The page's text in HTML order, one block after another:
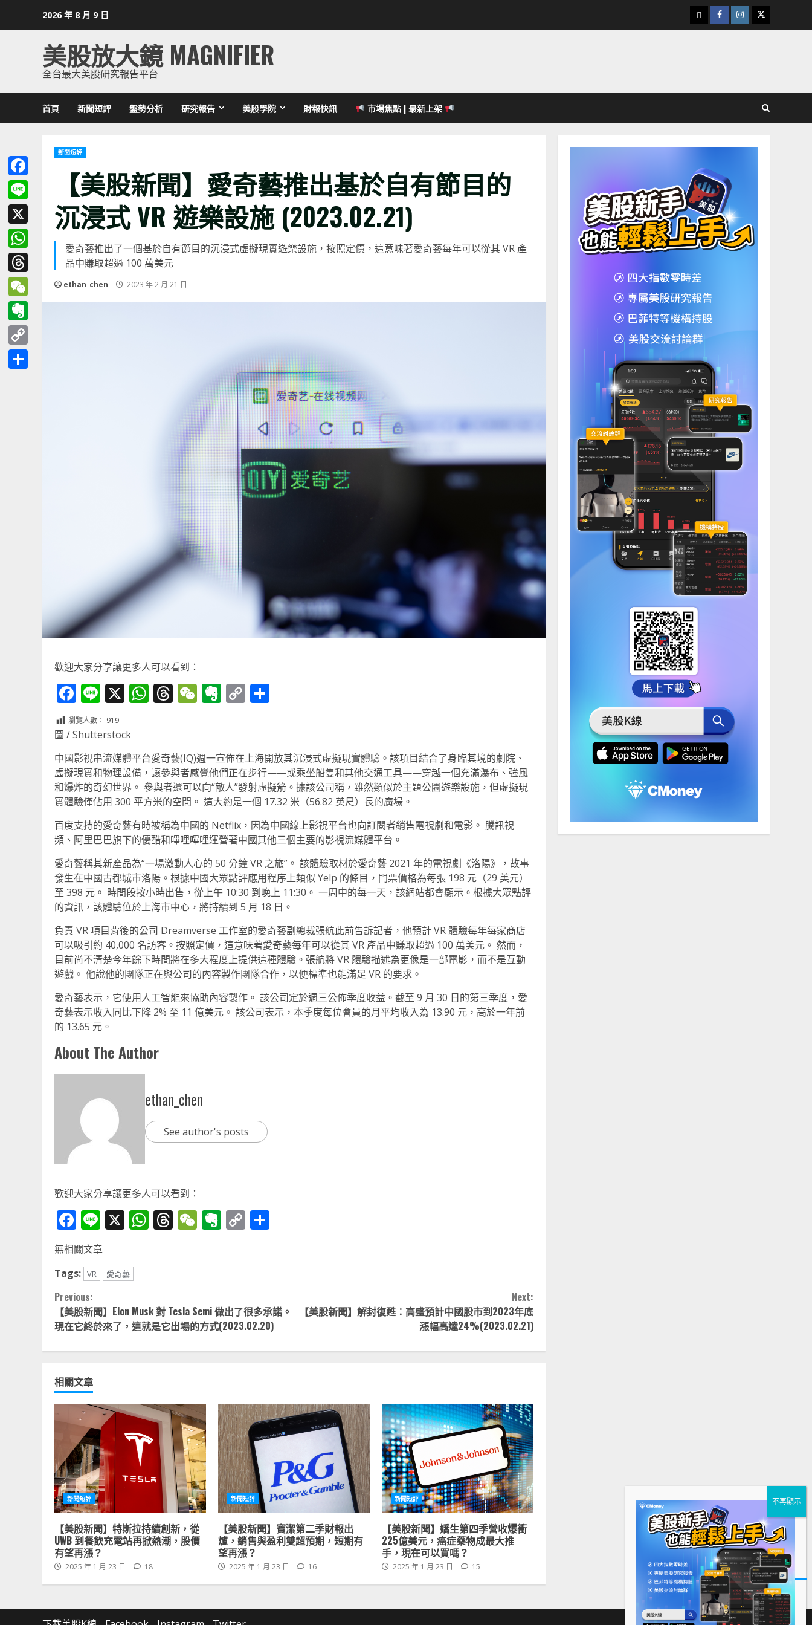
2026 年 8 月 9 日
下
載
Facebook
Instagram
Twitter
美股放大鏡 MAGNIFIER
全台最大美股研究報告平台
首頁 新聞短評 盤勢分析 研究報告 美股學院 財報快訊 市場焦點 | 最新上架
新聞短評
【美股新聞】愛奇藝推出基於自有節目的
沉浸式 VR 遊樂設施 (2023.02.21)
愛奇藝推出了一個基於自有節目的沉浸式虛擬現實遊樂設施，按照定價，這意味著愛奇藝每年可以從其 VR 產
品中賺取超過 100 萬美元
ethan_chen 2023 年 2 月 21 日
歡迎大家分享讓更多人可以看到：
Facebook
Line
X WhatsApp
Threads
WeChat
Evernote
Copy
瀏覽人數： 919
圖 / Shutterstock
中國影視串流媒體平台愛奇藝(IQ)週一宣佈在上海開放其沉浸式虛擬現實體驗。該項目結合了身臨其境的劇院、
虛擬現實和物理設備，讓參與者感覺他們正在步行——或乘坐船隻和其他交通工具——穿越一個充滿瀑布、強風
和爆炸的奇幻世界。 參與者還可以向“敵人”發射虛擬箭。據該公司稱，雖然類似於主題公園遊樂設施，但虛擬現
實體驗僅佔用 300 平方米的空間。 這大約是一個 17.32 米（56.82 英尺）長的廣場。
百度支持的愛奇藝有時被稱為中國的 Netflix，因為中國線上影視平台也向訂閱者銷售電視劇和電影。 騰訊視
頻、阿里巴巴旗下的優酷和嗶哩嗶哩運營著中國其他三個主要的影視流媒體平台。
愛奇藝稱其新產品為“一場激動人心的 50 分鐘 VR 之旅”。 該體驗取材於愛奇藝 2021 年的電視劇《洛陽》，故事
發生在中國古都城市洛陽。根據中國大眾點評應用程序上類似 Yelp 的條目，門票價格為每張 198 元（29 美元）
至 398 元。 時間段按小時出售，從上午 10:30 到晚上 11:30。 一周中的每一天，該網站都會顯示。根據大眾點評
的資訊，該體驗位於上海市中心，將持續到 5 月 18 日。
負責 VR 項目背後的公司 Dreamverse 工作室的愛奇藝副總裁張航此前告訴記者，他預計 VR 體驗每年每家商店
可以吸引約 40,000 名訪客。按照定價，這意味著愛奇藝每年可以從其 VR 產品中賺取超過 100 萬美元。 然而，
目前尚不清楚今年餘下時間將在多大程度上提供這種體驗。張航將 VR 體驗描述為更像是一部電影，而不是互動
遊戲。 他說他的團隊正在與公司的內容製作團隊合作，以便標準也能滿足 VR 的要求。
愛奇藝表示，它使用人工智能來協助內容製作。 該公司定於週三公佈季度收益。截至 9 月 30 日的第三季度，愛
奇藝表示收入同比下降 2% 至 11 億美元。 該公司表示，本季度每位會員的月平均收入為 13.90 元，高於一年前
的 13.65 元。
About The Author
ethan_chen
See author's posts
歡迎大家分享讓更多人可以看到：
Facebook
Line
X WhatsApp
Threads
WeChat
Evernote
Copy
無相關文章
Tags: VR 愛奇藝
Continue
Reading
Previous:
【美股新聞】Elon Musk 對 Tesla Semi 做出了很多承諾。
現在它終於來了，這就是它出場的方式(2023.02.20)
Next:
【美股新聞】解封復甦：高盛預計中國股市到2023年底
漲幅高達24%(2023.02.21)
相關文章
新聞短評
【美股新聞】特斯拉持續創新，從
UWB 到餐飲充電站再掀熱潮，股價
有望再漲？
2025 年 1 月 23 日 18
新聞短評
【美股新聞】寶潔第二季財報出
爐，銷售與盈利雙超預期，短期有
望再漲？
2025 年 1 月 23 日 16
新聞短評
【美股新聞】嬌生第四季營收爆衝
225億美元，癌症藥物成最大推
手，現在可以買嗎？
2025 年 1 月 23 日 15
Facebook
Line
X
WhatsApp
Threads
WeChat
Evernote
Copy
下 FacebookInstagram
Twitter